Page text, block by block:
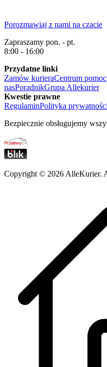
Porozmawiaj z nami na czacie
Zapraszamy pon. - pt.
8:00 - 16:00
Przydatne linki
Zamów kurieraCentrum
nasPoradnikGrupa Allekurier
Kwestie prawne
RegulaminPolityka prywatności
Bezpiecznie obsługujemy
Copyright © 2026 AlleKurier.